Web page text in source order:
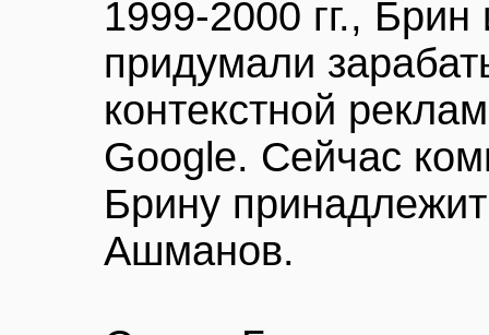
1999-2000 гг.,
придумали
контекстной
Google. Сейчас
Брину
Ашманов.